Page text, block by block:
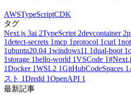
AWSTypeScriptCDK
タグ
Next.js 3ai 2TypeScript 2devcontainer 2
1detect-secrets 1mcp 1protocol 1curl 1
1ubuntu20.04 1windows11 1dual-boot 1
1storage 1hello-world 1VSCode 1
1Docker 1WSL2 1GitHubCodeSpaces 1
スト 1Dredd 1OpenAPI 1
最新記事